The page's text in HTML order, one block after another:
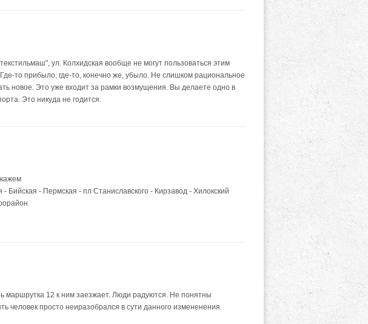
ул. Колхидская вообще не могут пользоваться этим
то прибыло, где-то, конечно же, убыло. Не слишком рациональное
новое. Это уже входит за рамки возмущения. Вы делаете одно в
Это никуда не годится.
- Пермская - пл Станиславского - Кирзавод - Хилокский
12 к ним заезжает. Люди радуются. Не понятны
просто неиразобрался в сути данного измененения.